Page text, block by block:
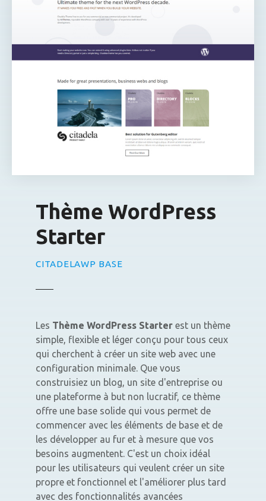
Thème WordPress
Starter
CITADELAWP BASE
Les Thème WordPress Starter est un thème
simple, flexible et léger conçu pour tous ceux
qui cherchent à créer un site web avec une
configuration minimale. Que vous
construisiez un blog, un site d'entreprise ou
une plateforme à but non lucratif, ce thème
offre une base solide qui vous permet de
commencer avec les éléments de base et de
les développer au fur et à mesure que vos
besoins augmentent. C'est un choix idéal
pour les utilisateurs qui veulent créer un site
propre et fonctionnel et l'améliorer plus tard
avec des fonctionnalités avancées